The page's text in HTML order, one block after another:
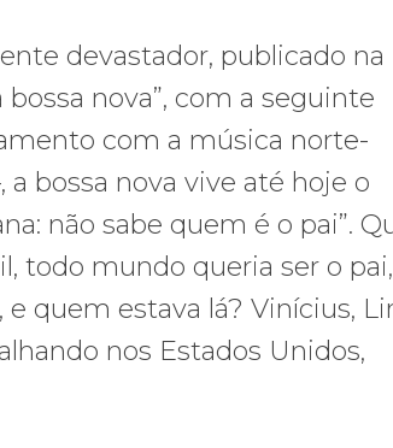
devastador, publicado na
nova”, com a seguinte
com a música norte-
bossa nova vive até hoje o
não sabe quem é o pai”.
todo mundo queria ser o pai,
quem estava lá? Vinícius,
nos Estados Unidos,